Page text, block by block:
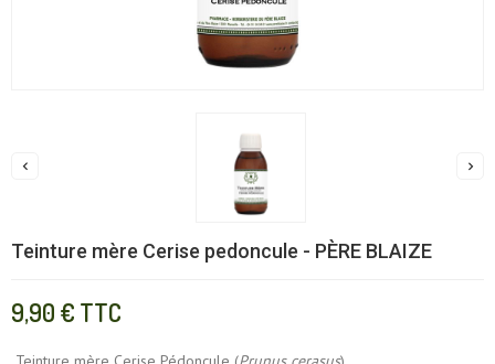
 
Teinture mère Cerise pedoncule - PÈRE BLAIZE
9,90 € TTC